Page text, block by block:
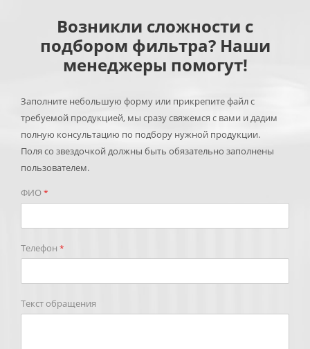
Возникли сложности с
подбором фильтра? Наши
менеджеры помогут!
Заполните небольшую форму или прикрепите файл с
требуемой продукцией, мы сразу свяжемся с вами и дадим
полную консультацию по подбору нужной продукции.
Поля со звездочкой должны быть обязательно заполнены
пользователем.
ФИО*
Телефон *
Текст обращения